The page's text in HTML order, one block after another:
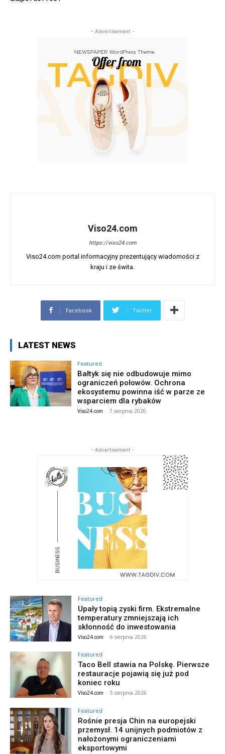
- Advertisement -
Viso24.com
https://viso24.com
Viso24.com portal informacyjny prezentujący wiadomości z
kraju i ze świta.
Facebook Twitter
LATEST NEWS
Featured
Bałtyk się nie odbudowuje mimo
ograniczeń połowów. Ochrona
ekosystemu powinna iść w parze ze
wsparciem dla rybaków
Viso24.com - 7 sierpnia 2026
- Advertisement -
Featured
Upały topią zyski firm. Ekstremalne
temperatury zmniejszają ich
skłonność do inwestowania
Viso24.com - 6 sierpnia 2026
Featured
Taco Bell stawia na Polskę. Pierwsze
restauracje pojawią się już pod
koniec roku
Viso24.com - 5 sierpnia 2026
Featured
Rośnie presja Chin na europejski
przemysł. 14 unijnych podmiotów z
nałożonymi ograniczeniami
eksportowymi